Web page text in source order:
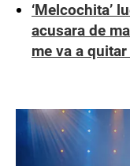
‘Melcochita’
acusara de
me va a